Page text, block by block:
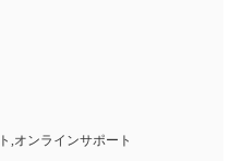
,オンラインサポート